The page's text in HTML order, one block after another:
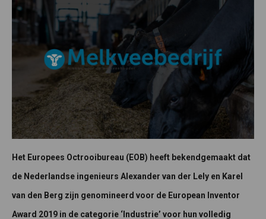
Het Europees Octrooibureau (EOB) heeft bekendgemaakt dat
de Nederlandse ingenieurs Alexander van der Lely en Karel
van den Berg zijn genomineerd voor de European Inventor
Award 2019 in de categorie ‘Industrie’ voor hun volledig